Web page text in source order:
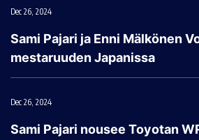
Dec 26, 2024
Sami Pajari ja Enni Mälkönen
mestaruuden Japanissa
Dec 26, 2024
Sami Pajari nousee Toyotan